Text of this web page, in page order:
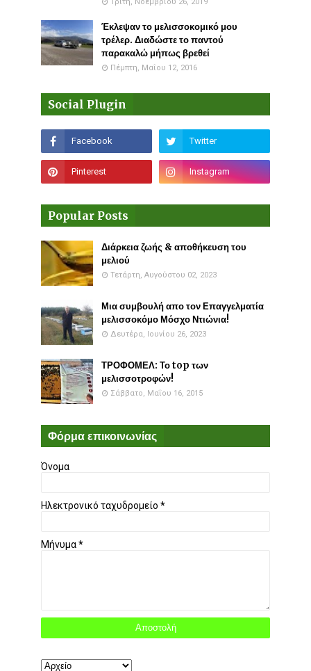
Έκλεψαν το μελισσοκομικό μου
τρέλερ. Διαδώστε το παντού
παρακαλώ μήπως βρεθεί
Πέμπτη, Μαΐου 12, 2016
Social Plugin
Popular Posts
Διάρκεια ζωής & αποθήκευση του
μελιού
Τετάρτη, Αυγούστου 02, 2023
Μια συμβουλή απο τον Επαγγελματία
μελισσοκόμο Μόσχο Ντιώνια!
Δευτέρα, Ιουνίου 26, 2023
ΤΡΟΦΟΜΕΛ: Το top των
μελισσοτροφών!
Σάββατο, Μαΐου 16, 2015
Φόρμα επικοινωνίας
Όνομα
Ηλεκτρονικό ταχυδρομείο *
Μήνυμα*